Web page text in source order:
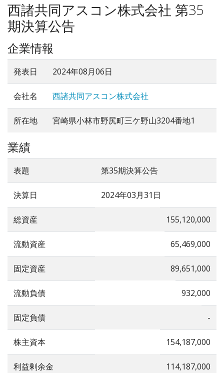
西諸共同アスコン株式会社 第35
期決算公告
企業情報
発表日 2024年08月06日
会社名 西諸共同アスコン株式会社
所在地 宮崎県小林市野尻町三ケ野山3204番地1
業績
表題 第35期決算公告
決算日 2024年03月31日
総資産 155,120,000
流動資産 65,469,000
固定資産 89,651,000
流動負債 932,000
固定負債 -
株主資本 154,187,000
利益剰余金 114,187,000